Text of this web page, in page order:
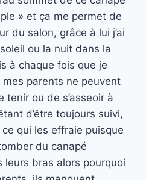
» et ça me permet de
du salon, grâce à lui j’ai
ou la nuit dans la
à chaque fois que je
parents ne peuvent
tenir ou de s’asseoir à
d’être toujours suivi,
qui les effraie puisque
du canapé
leurs bras alors pourquoi